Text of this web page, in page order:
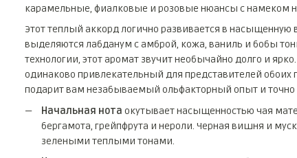
карамельные, фиалковые и розовые нюансы с намеком
Этот теплый аккорд логично развивается в насыщенную
выделяются лабданум с амброй, кожа, ваниль и бобы
технологии, этот аромат звучит необычайно долго и
одинаково привлекательный для представителей
подарит вам незабываемый ольфакторный опыт и точно
Начальная нота окутывает насыщенностью чая
бергамота, грейпфрута и нероли. Черная вишня и
зелеными теплыми тонами.